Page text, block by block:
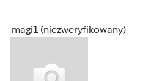
magi1 (niezweryfikowany)